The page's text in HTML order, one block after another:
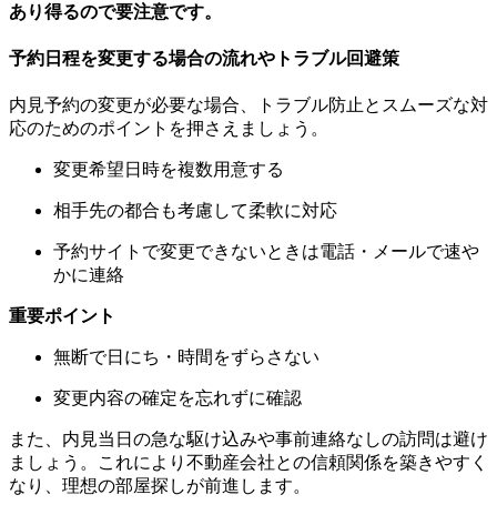
あり得るので要注意です。
予約日程を変更する場合の流れやトラブル回避策
内見予約の変更が必要な場合、トラブル防止とスムーズな対
応のためのポイントを押さえましょう。
変更希望日時を複数用意する
相手先の都合も考慮して柔軟に対応
予約サイトで変更できないときは電話・メールで速や
かに連絡
重要ポイント
無断で日にち・時間をずらさない
変更内容の確定を忘れずに確認
また、内見当日の急な駆け込みや事前連絡なしの訪問は避け
ましょう。これにより不動産会社との信頼関係を築きやすく
なり、理想の部屋探しが前進します。